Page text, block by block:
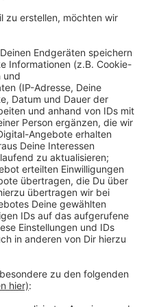
Zeit die Brücke
über die
geleitet. Eine Ampel
wird die
Halteverbotsschildern
Buslinien müssen in
Darunter die Linien
Die
dann auf der
der Brücke
06:35